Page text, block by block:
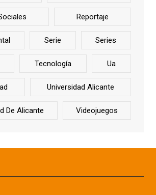
Reportaje
Serie Series
Tecnología Ua
Universidad Alicante
De Alicante Videojuegos